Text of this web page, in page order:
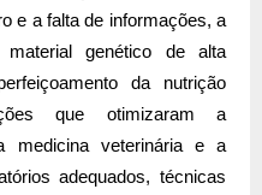
e a falta de informações, a
material genético de alta
da nutrição
que otimizaram a
medicina veterinária e a
adequados, técnicas